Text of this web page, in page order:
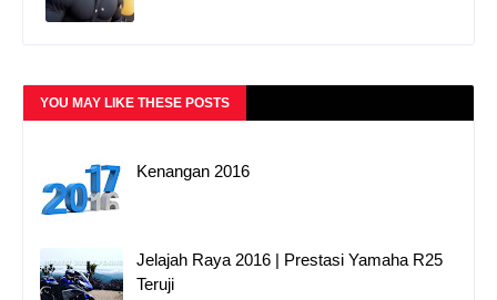
YOU MAY LIKE THESE POSTS
Kenangan 2016
Jelajah Raya 2016 | Prestasi Yamaha R25
Teruji